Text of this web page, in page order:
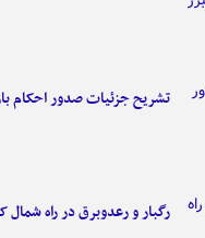
تشریح جزئیات صدور احکام
رگبار و رعدوبرق در راه شمال